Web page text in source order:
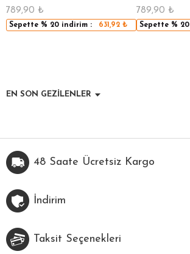
789,90 ₺
Sepette % 20 indirim : 631,92₺
789,90 ₺
Sepette % 20
EN SON GEZİLENLER
48 Saate Ücretsiz Kargo
İndirim
Taksit Seçenekleri